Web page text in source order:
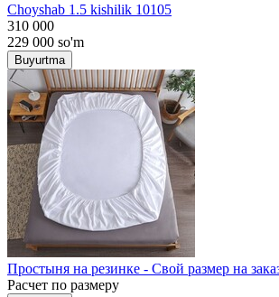
Choyshab 1.5 kishilik 10105
310 000
229 000 so'm
Buyurtma
Простыня на резинке - Свой размер на
Расчет по размеру